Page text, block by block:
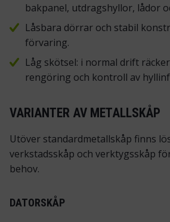
bakpanel, utdragshyllor, lådor
Låsbara dörrar och stabil
förvaring.
Låg skötsel: i normal drift
rengöring och kontroll av
VARIANTER AV METALLSKÅP
Utöver standardmetallskåp finns
verkstadsskåp och verktygsskåp
behov.
DATORSKÅP